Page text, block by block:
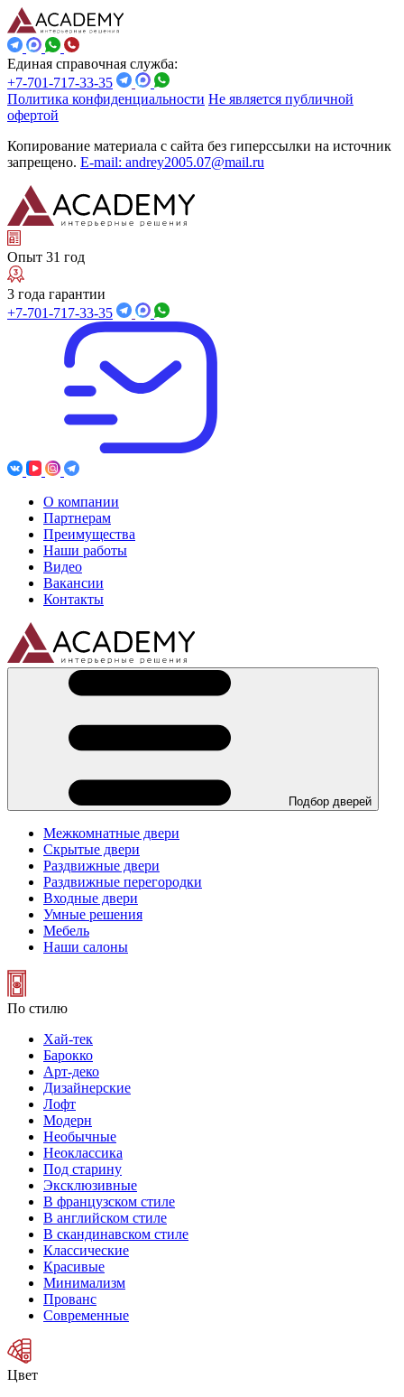
Единая справочная служба:
+7-701-717-33-35
Политика конфиденциальности Не является публичной
офертой
Копирование материала с сайта без гиперссылки на источник
запрещено. E-mail: andrey2005.07@mail.ru
Опыт 31 год
3 года гарантии
+7-701-717-33-35
О компании
Партнерам
Преимущества
Наши работы
Видео
Вакансии
Контакты
Подбор дверей
Межкомнатные двери
Скрытые двери
Раздвижные двери
Раздвижные перегородки
Входные двери
Умные решения
Мебель
Наши салоны
По стилю
Хай-тек
Барокко
Арт-деко
Дизайнерские
Лофт
Модерн
Необычные
Неоклассика
Под старину
Эксклюзивные
В французском стиле
В английском стиле
В скандинавском стиле
Классические
Красивые
Минимализм
Прованс
Современные
Цвет